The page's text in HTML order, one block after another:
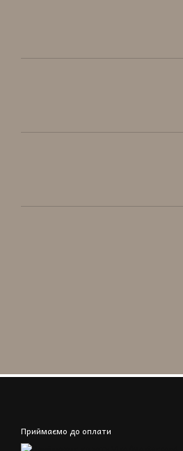
Приймаємо до оплати